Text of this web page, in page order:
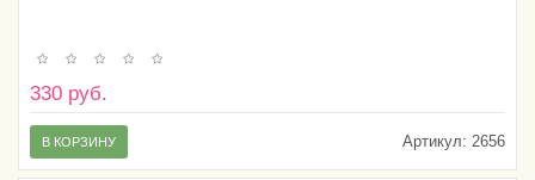
330 руб.
Артикул: 2656
В КОРЗИНУ